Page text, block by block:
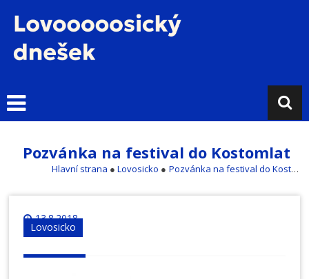
obsahu
L
s
i
c
ý
d
n
e
š
Pozvánka na festival do Kostomlat
Hlavní strana ● Lovosicko ● Pozvánka na festival do Kostomlat
Lovosicko
13.8.2018